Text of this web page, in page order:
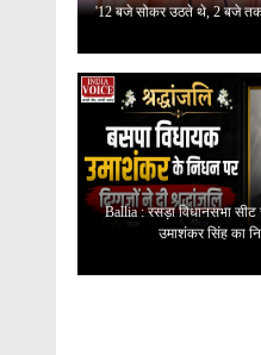
'12 बजे सोकर उठते थे, 2 बजे तक
Ballia : रसड़ा विधानसभा
उमाशंकर सिंह का